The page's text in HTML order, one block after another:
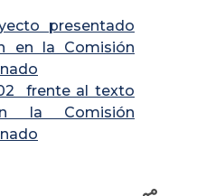
presentado
en la Comisión
frente al texto
la Comisión